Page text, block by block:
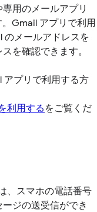
用のメールアプリ
Gmail アプリで利用
のメールアドレスを
を確認できます。
アプリで利用する方
利用する をご覧くだ
、スマホの電話番号
ジの送受信ができ